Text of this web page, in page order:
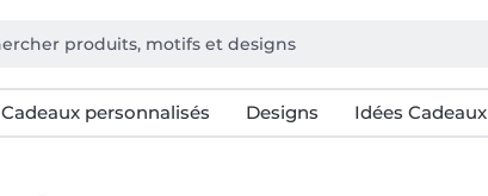
Cadeaux personnalisés Designs Idées Cadeaux